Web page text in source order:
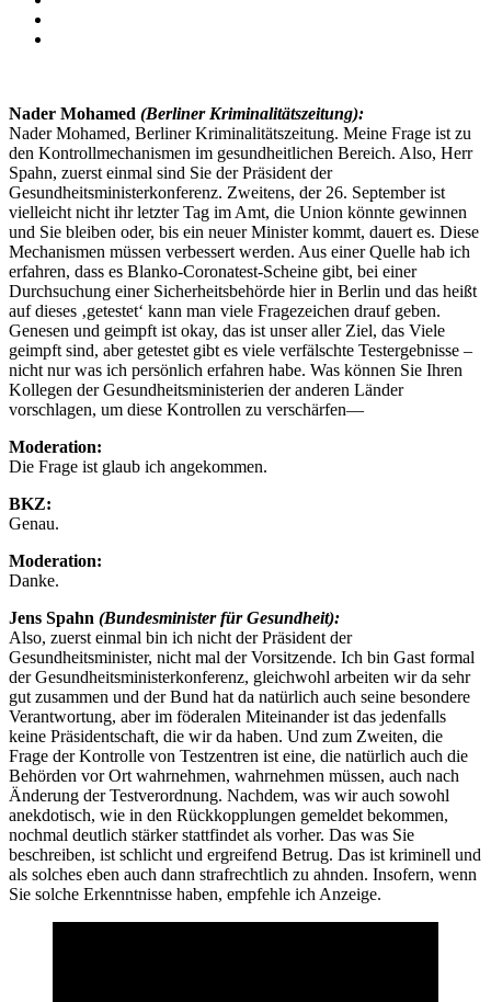
Nader Mohamed (Berliner Kriminalitätszeitung):
Nader Mohamed, Berliner Kriminalitätszeitung. Meine Frage ist zu
den Kontrollmechanismen im gesundheitlichen Bereich. Also, Herr
Spahn, zuerst einmal sind Sie der Präsident der
Gesundheitsministerkonferenz. Zweitens, der 26. September ist
vielleicht nicht ihr letzter Tag im Amt, die Union könnte gewinnen
und Sie bleiben oder, bis ein neuer Minister kommt, dauert es. Diese
Mechanismen müssen verbessert werden. Aus einer Quelle hab ich
erfahren, dass es Blanko-Coronatest-Scheine gibt, bei einer
Durchsuchung einer Sicherheitsbehörde hier in Berlin und das heißt
auf dieses ‚getestet‘ kann man viele Fragezeichen drauf geben.
Genesen und geimpft ist okay, das ist unser aller Ziel, das Viele
geimpft sind, aber getestet gibt es viele verfälschte Testergebnisse –
nicht nur was ich persönlich erfahren habe. Was können Sie Ihren
Kollegen der Gesundheitsministerien der anderen Länder
vorschlagen, um diese Kontrollen zu verschärfen—
Moderation:
Die Frage ist glaub ich angekommen.
BKZ:
Genau.
Moderation:
Danke.
Jens Spahn (Bundesminister für Gesundheit):
Also, zuerst einmal bin ich nicht der Präsident der
Gesundheitsminister, nicht mal der Vorsitzende. Ich bin Gast formal
der Gesundheitsministerkonferenz, gleichwohl arbeiten wir da sehr
gut zusammen und der Bund hat da natürlich auch seine besondere
Verantwortung, aber im föderalen Miteinander ist das jedenfalls
keine Präsidentschaft, die wir da haben. Und zum Zweiten, die
Frage der Kontrolle von Testzentren ist eine, die natürlich auch die
Behörden vor Ort wahrnehmen, wahrnehmen müssen, auch nach
Änderung der Testverordnung. Nachdem, was wir auch sowohl
anekdotisch, wie in den Rückkopplungen gemeldet bekommen,
nochmal deutlich stärker stattfindet als vorher. Das was Sie
beschreiben, ist schlicht und ergreifend Betrug. Das ist kriminell und
als solches eben auch dann strafrechtlich zu ahnden. Insofern, wenn
Sie solche Erkenntnisse haben, empfehle ich Anzeige.